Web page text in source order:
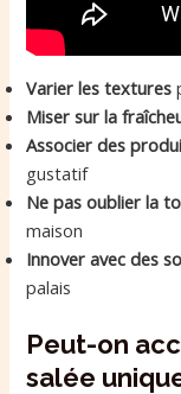
Varier les textures
Miser sur la
Associer des
gustatif
Ne pas oublier la
maison
Innover avec des
palais
Peut-on
salée